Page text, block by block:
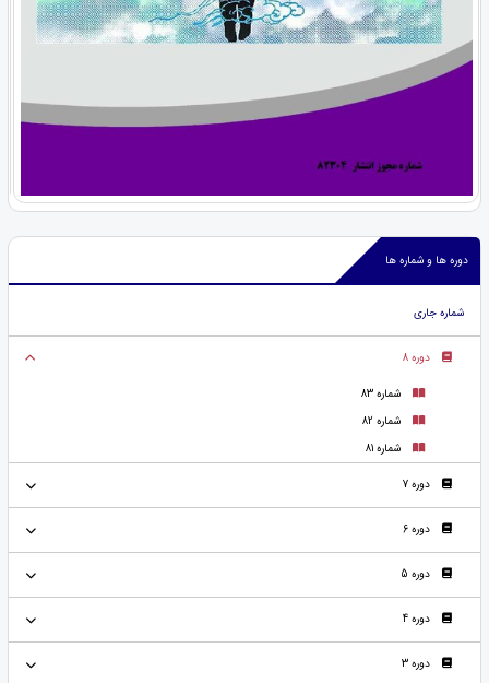
دوره ها و شماره ها
شماره جاری
دوره 8
شماره 83
شماره 82
شماره 81
دوره 7
دوره 6
دوره 5
دوره 4
دوره 3